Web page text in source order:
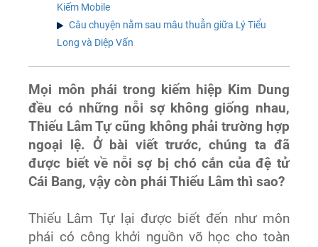
Kiếm Mobile
Câu chuyện nằm sau mâu thuẫn giữa Lý Tiểu
Long và Diệp Vấn
Mọi môn phái trong kiếm hiệp Kim Dung
đều có những nỗi sợ không giống nhau,
Thiếu Lâm Tự cũng không phải trường hợp
ngoại lệ. Ở bài viết trước, chúng ta đã
được biết về nỗi sợ bị chó cắn của đệ tử
Cái Bang, vậy còn phái Thiếu Lâm thì sao?
Thiếu Lâm Tự lại được biết đến như môn
phái có công khởi nguồn võ học cho toàn